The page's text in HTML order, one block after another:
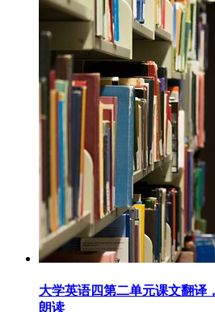
大学英语四第二单元课文翻译
朗读